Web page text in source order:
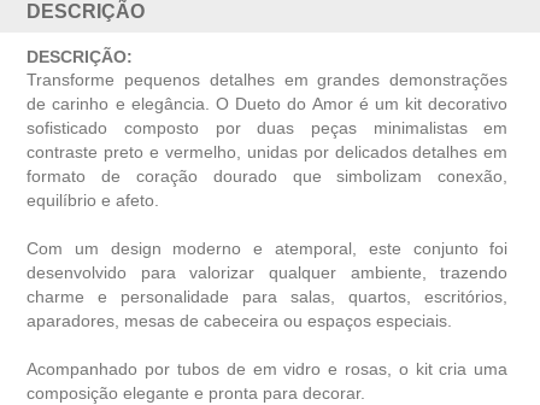
DESCRIÇÃO
DESCRIÇÃO:
Transforme pequenos detalhes em grandes demonstrações
de carinho e elegância. O Dueto do Amor é um kit decorativo
sofisticado composto por duas peças minimalistas em
contraste preto e vermelho, unidas por delicados detalhes em
formato de coração dourado que simbolizam conexão,
equilíbrio e afeto.
Com um design moderno e atemporal, este conjunto foi
desenvolvido para valorizar qualquer ambiente, trazendo
charme e personalidade para salas, quartos, escritórios,
aparadores, mesas de cabeceira ou espaços especiais.
Acompanhado por tubos de em vidro e rosas, o kit cria uma
composição elegante e pronta para decorar.